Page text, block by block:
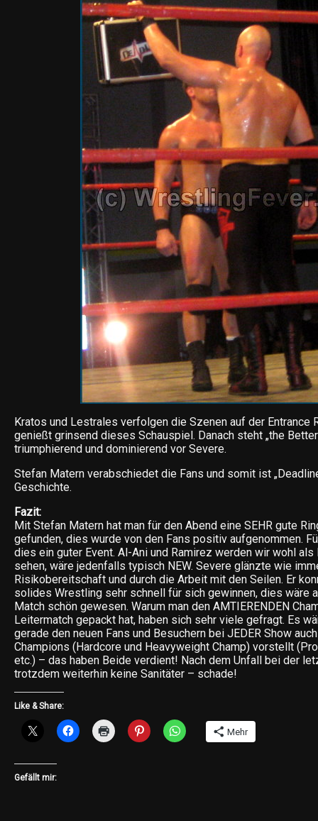
Kratos und Lestrales verfolgen die Szenen auf der Entrance
genießt grinsend dieses Schauspiel. Danach steht „the
triumphierend und dominierend vor Severe.
Stefan Matern verabschiedet die Fans und somit ist
Geschichte.
Fazit:
Mit Stefan Matern hat man für den Abend eine SEHR gute
gefunden, dies wurde von den Fans positiv aufgenommen.
dies ein guter Event. Al-Ani und Ramirez werden wir wohl
sehen, wäre jedenfalls typisch NEW. Severe glänzte wie
Risikobereitschaft und durch die Arbeit mit den Seilen. Er
solides Wrestling sehr schnell für sich gewinnen, dies wäre
Match schön gewesen. Warum man den AMTIERENDEN
Leitermatch gepackt hat, haben sich sehr viele gefragt. Es
gerade den neuen Fans und Besuchern bei JEDER Show
Champions (Hardcore und Heavyweight Champ) vorstellt
etc.) – das haben Beide verdient! Nach dem Unfall bei der
trotzdem weiterhin keine Sanitäter – schade!
Like & Share:
Mehr
Gefällt mir: